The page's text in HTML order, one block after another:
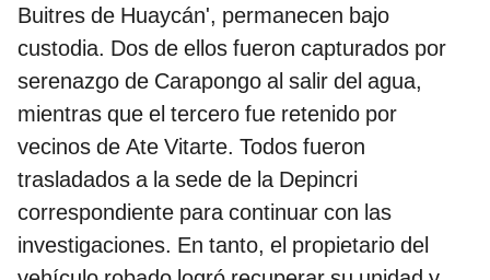
Buitres de Huaycán', permanecen bajo
custodia. Dos de ellos fueron capturados por
serenazgo de Carapongo al salir del agua,
mientras que el tercero fue retenido por
vecinos de Ate Vitarte. Todos fueron
trasladados a la sede de la Depincri
correspondiente para continuar con las
investigaciones. En tanto, el propietario del